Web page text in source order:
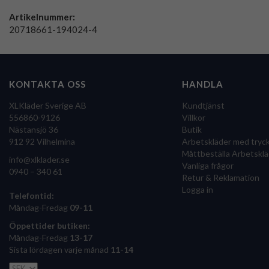
Artikelnummer:
20718661-194024-4
KONTAKTA OSS
XLKläder Sverige AB
556860-9126
Nästansjö 36
912 92 Vilhelmina
info@xlklader.se
0940 – 340 61
Telefontid:
Måndag-Fredag 09-11
Öppettider butiken:
Måndag-Fredag 13-17
Sista lördagen varje månad 11-14
HANDLA
Kundtjänst
Villkor
Butik
Arbetskläder med tryck
Måttbeställa
Vanliga frågor
Retur & Reklamation
Logga in